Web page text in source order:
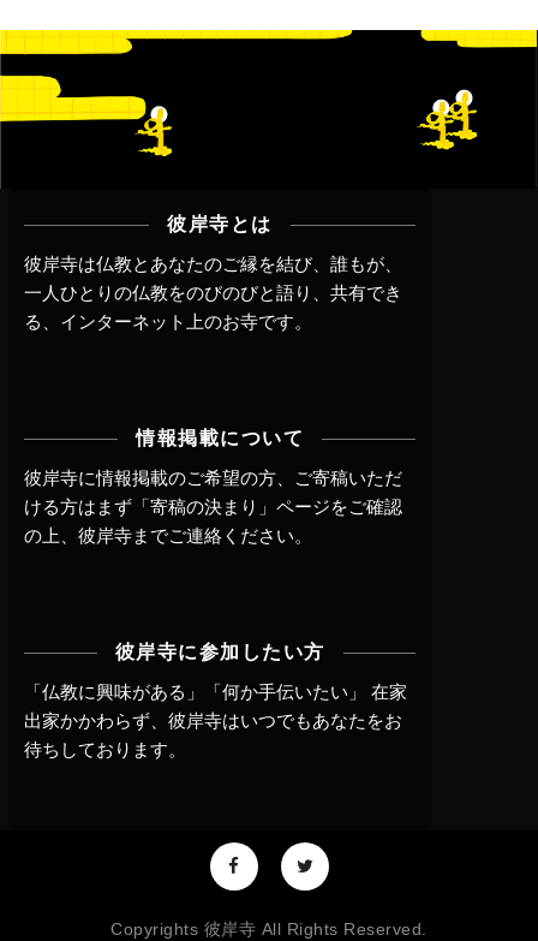
彼岸寺とは
彼岸寺は仏教とあなたのご縁を結び、誰もが、
一人ひとりの仏教をのびのびと語り、共有でき
る、インターネット上のお寺です。
情報掲載について
彼岸寺に情報掲載のご希望の方、ご寄稿いただ
ける方はまず 「寄稿の決まり」ページをご確認
の上、 彼岸寺までご連絡 ください。
彼岸寺に参加したい方
「仏教に興味がある」「何か手伝いたい」 在家
出家かかわらず、 彼岸寺はいつでもあなたをお
待ちしております。
Copyrights 彼岸寺 All Rights Reserved.